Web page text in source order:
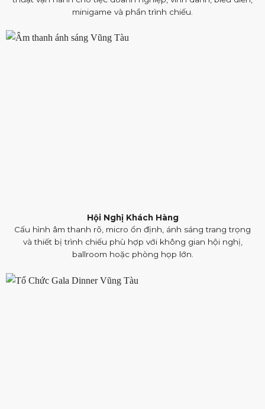
minigame và phần trình chiếu.
Hội Nghị Khách Hàng
Cấu hình âm thanh rõ, micro ổn định, ánh sáng trang trọng
và thiết bị trình chiếu phù hợp với không gian hội nghị,
ballroom hoặc phòng họp lớn.